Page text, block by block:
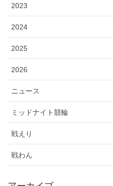
2023
2024
2025
2026
ニュース
ミッドナイト競輪
戦えり
戦わん